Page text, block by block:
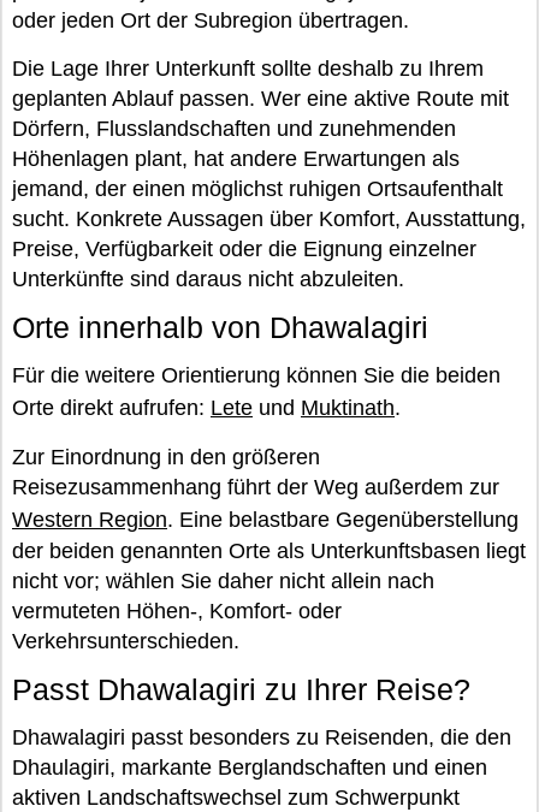
oder jeden Ort der Subregion übertragen.
Die Lage Ihrer Unterkunft sollte deshalb zu Ihrem
geplanten Ablauf passen. Wer eine aktive Route mit
Dörfern, Flusslandschaften und zunehmenden
Höhenlagen plant, hat andere Erwartungen als
jemand, der einen möglichst ruhigen Ortsaufenthalt
sucht. Konkrete Aussagen über Komfort, Ausstattung,
Preise, Verfügbarkeit oder die Eignung einzelner
Unterkünfte sind daraus nicht abzuleiten.
Orte innerhalb von Dhawalagiri
Für die weitere Orientierung können Sie die beiden
Orte direkt aufrufen: Lete und Muktinath.
Zur Einordnung in den größeren
Reisezusammenhang führt der Weg außerdem zur
Western Region. Eine belastbare Gegenüberstellung
der beiden genannten Orte als Unterkunftsbasen liegt
nicht vor; wählen Sie daher nicht allein nach
vermuteten Höhen-, Komfort- oder
Verkehrsunterschieden.
Passt Dhawalagiri zu Ihrer Reise?
Dhawalagiri passt besonders zu Reisenden, die den
Dhaulagiri, markante Berglandschaften und einen
aktiven Landschaftswechsel zum Schwerpunkt